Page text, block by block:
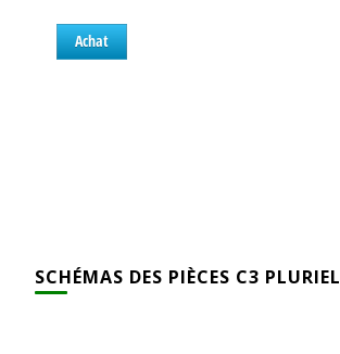
Achat
SCHÉMAS DES PIÈCES C3 PLURIEL